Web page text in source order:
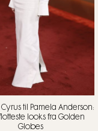
Cyrus til Pamela Anderson:
looks fra Golden
Globes